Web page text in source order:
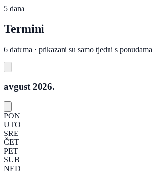
5 dana
Termini
6 datuma · prikazani su samo tjedni s ponudama
avgust 2026.
PON
UTO
SRE
ČET
PET
SUB
NED